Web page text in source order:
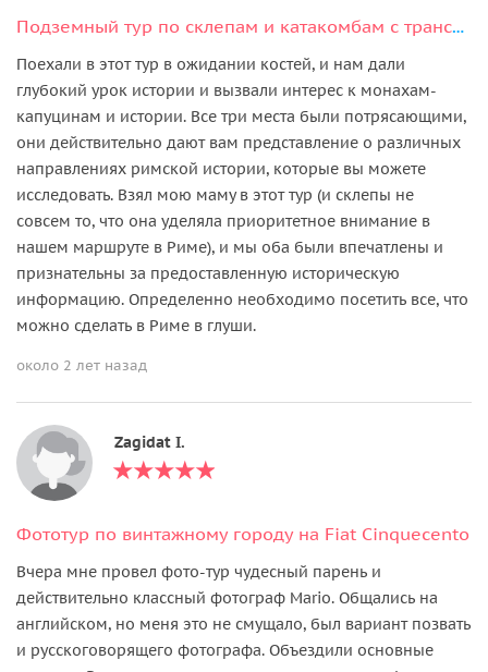
Подземный тур по склепам и катакомбам с трансфером (только на англ. языке)
Поехали в этот тур в ожидании костей, и нам дали
глубокий урок истории и вызвали интерес к монахам-
капуцинам и истории. Все три места были потрясающими,
они действительно дают вам представление о различных
направлениях римской истории, которые вы можете
исследовать. Взял мою маму в этот тур (и склепы не
совсем то, что она уделяла приоритетное внимание в
нашем маршруте в Риме), и мы оба были впечатлены и
признательны за предоставленную историческую
информацию. Определенно необходимо посетить все, что
можно сделать в Риме в глуши.
около 2 лет назад
Zagidat I.
Фототур по винтажному городу на Fiat Cinquecento
Вчера мне провел фото-тур чудесный парень и
действительно классный фотограф Mario. Общались на
английском, но меня это не смущало, был вариант позвать
и русскоговорящего фотографа. Объездили основные